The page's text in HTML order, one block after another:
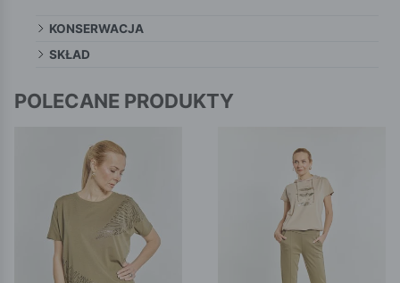
KONSERWACJA
SKŁAD
POLECANE PRODUKTY